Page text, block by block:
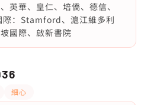
英華、皇仁、培僑、德信、
際：Stamford、滬江維多利
國際、啟新書院
細心